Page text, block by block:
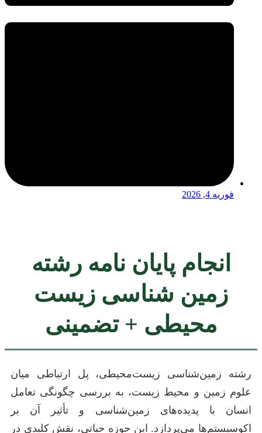
فوریه 4, 2026
انجام پایان نامه رشته
زمین شناسی زیست
محیطی + تضمینی
رشته زمین‌شناسی زیست‌محیطی، پل ارتباطی میان
علوم زمین و محیط زیست، به بررسی چگونگی تعامل
انسان با پدیده‌های زمین‌شناسی و تأثیر آن بر
اکوسیستم‌ها می‌پردازد. این حوزه حیاتی، نقش کلیدی در